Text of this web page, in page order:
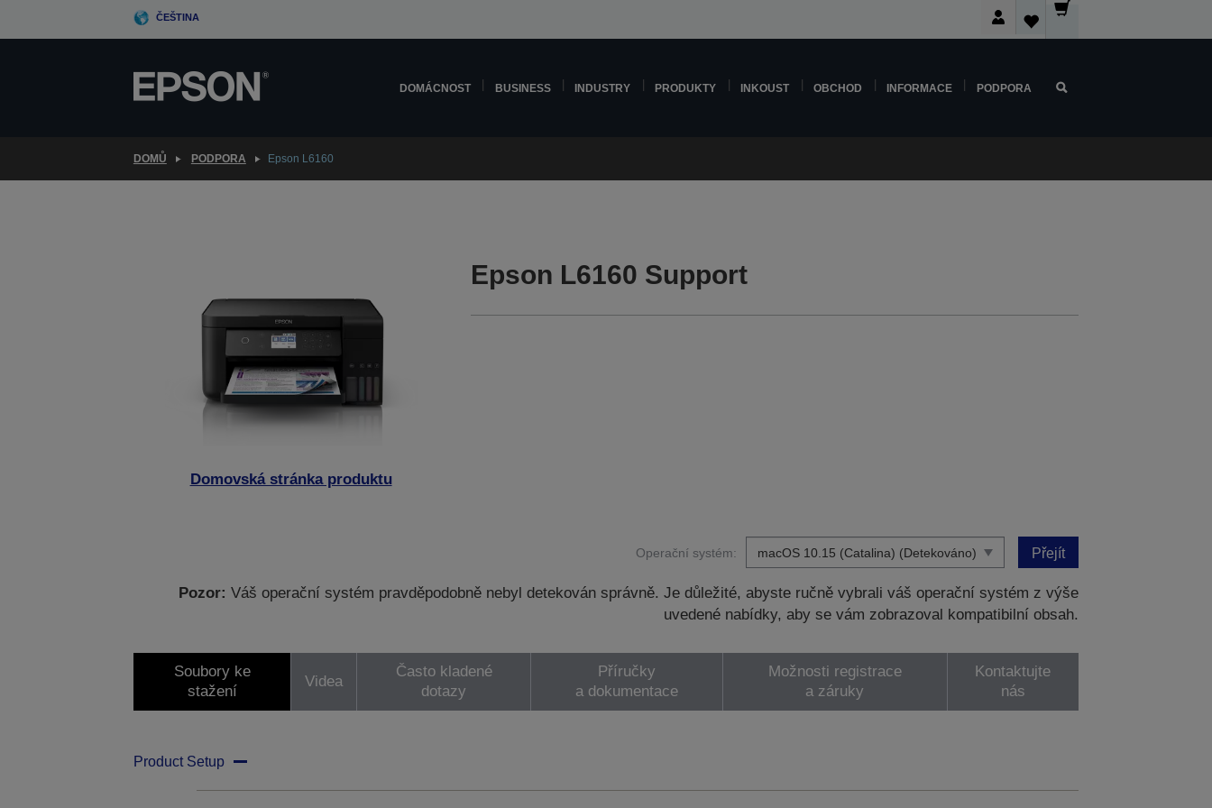
ČEŠTINA
DOMÁCNOST BUSINESS INDUSTRY PRODUKTY INKOUST OBCHOD INFORMACE PODPORA
DOMŮ PODPORA Epson L6160
Domovská stránka produktu
Epson L6160 Support
Operační systém: Přejít
Pozor: Váš operační systém pravděpodobně nebyl detekován správně. Je důležité, abyste ručně vybrali váš operační systém z výše
uvedené nabídky, aby se vám zobrazoval kompatibilní obsah.
Soubory ke
stažení
Videa
Často kladené
dotazy
Příručky
a dokumentace
Možnosti registrace
a záruky
Kontaktujte
nás
Product Setup